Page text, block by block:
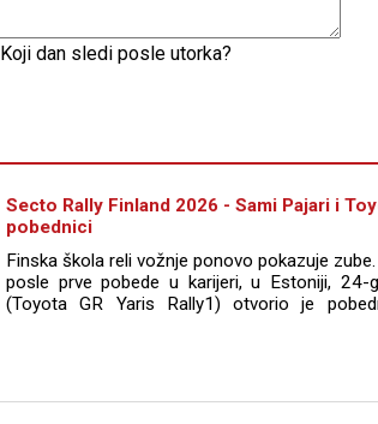
Koji dan sledi posle utorka?
Secto Rally Finland 2026 - Sami Pajari i
pobednici
Finska škola reli vožnje ponovo pokazuje
posle prve pobede u karijeri, u Estoniji, 24-
(Toyota GR Yaris Rally1) otvorio je